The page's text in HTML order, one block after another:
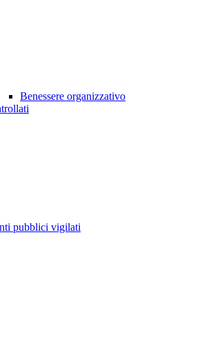
Benessere organizzativo
pubblici vigilati